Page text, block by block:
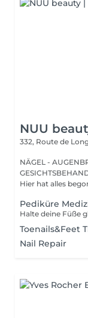
NUU
332, Route de
NÄGEL -
Hier hat alles
Pediküre
Toenails&Feet
Nail Repair